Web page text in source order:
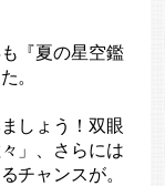
『夏の星空鑑
。
しょう！双眼
」、さらには
チャンスが。